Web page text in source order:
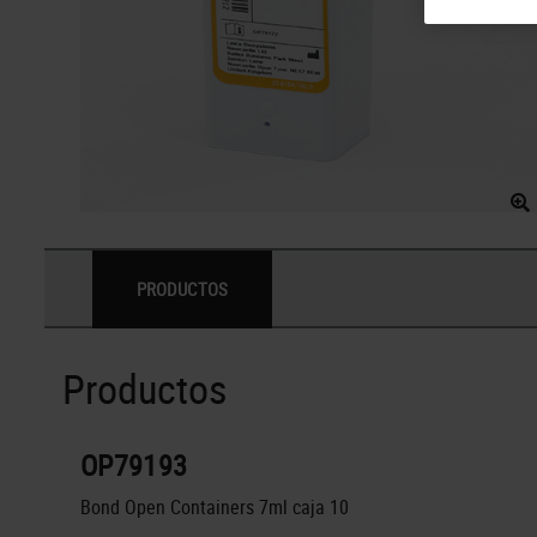
PRODUCTOS
Productos
OP79193
Bond Open Containers 7ml caja 10